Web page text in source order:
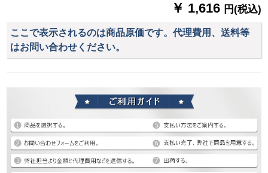
￥ 1,616 円(税込)
ここで表示されるのは商品原価です。代理費用、送料等
はお問い合わせください。